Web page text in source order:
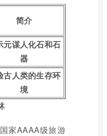
简介
元谋人化石和石
器
古人类的生存环
境
家AAAA级旅游